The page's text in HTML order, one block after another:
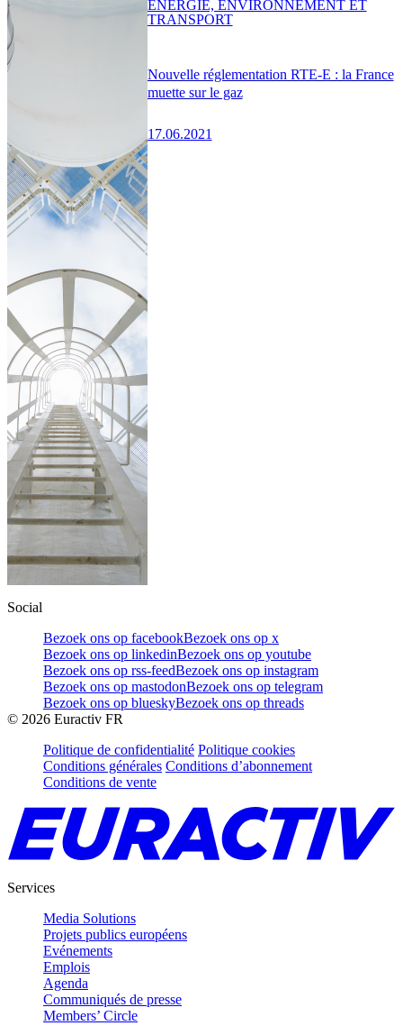
Nouvelle réglementation RTE-E : la France
muette sur le gaz
17.06.2021
ENERGIE, ENVIRONNEMENT ET
TRANSPORT
Social
Bezoek ons op facebookBezoek ons op x
Bezoek ons op linkedinBezoek ons op youtube
Bezoek ons op rss-feedBezoek ons op instagram
Bezoek ons op mastodonBezoek ons op telegram
Bezoek ons op blueskyBezoek ons op threads
© 2026 Euractiv FR
Politique de confidentialité Politique cookies
Conditions générales Conditions d’abonnement
Conditions de vente
Services
Media Solutions
Projets publics européens
Evénements
Emplois
Agenda
Communiqués de presse
Members’ Circle